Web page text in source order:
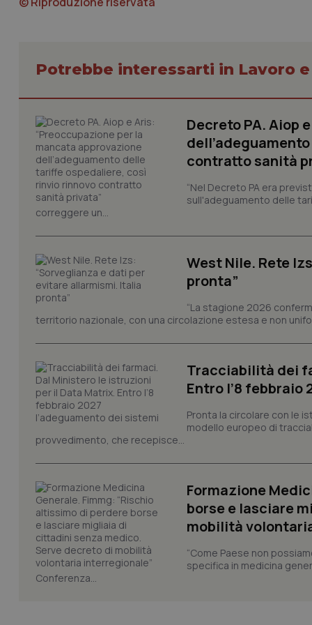
Potrebbe interessarti in Lavoro
Decreto PA. Aiop
contratto sanità
“Nel Decreto PA era
sull'adeguamento delle
correggere un...
West Nile. Rete
pronta”
“La stagione 2026
territorio nazionale, con una circolazione estesa e non
Tracciabilità dei
Entro l’8 febbraio
Pronta la circolare con le
modello europeo di
provvedimento, che recepisce...
Formazione
borse e lasciare
mobilità
“Come Paese non
specifica in medicina
Conferenza...
tracking-sites-
tracking-enable
tracking-sites-
session-id
_ga_KM60CM4NPH
Nome
_ga_0VMQEQKQ1N
__Secure-YNID